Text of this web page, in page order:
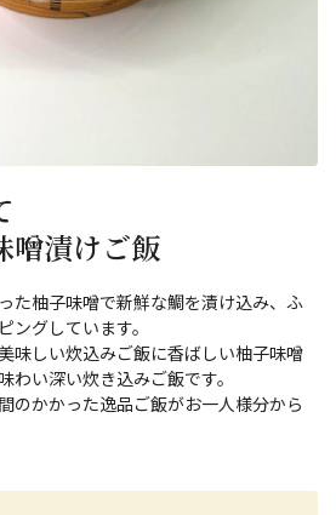
噌漬けご飯
た柚子味噌で新鮮な鯛を漬け込み、ふ
ングしています。
味しい炊込みご飯に香ばしい柚子味噌
わい深い炊き込みご飯です。
のかかった逸品ご飯がお一人様分から